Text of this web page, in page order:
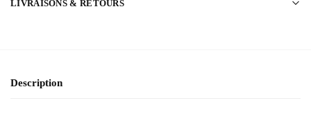
LIVRAISONS & RETOURS
Description